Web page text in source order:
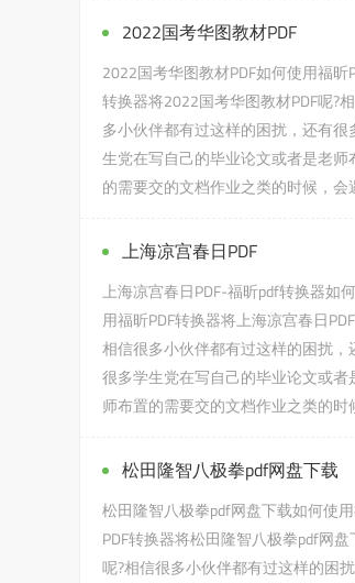
2022国考华图教材PDF
2022国考华图教材PDF如何使用福昕
转换器将2022国考华图教材PDF呢?
多小伙伴都有过这样的困扰，还有很
生党在写自己的毕业论文或者是老师
的需要交的文档作业之类的时候，会
上海凉宫春日PDF
上海凉宫春日PDF-福昕pdf转换器如
用福昕PDF转换器将上海凉宫春日
相信很多小伙伴都有过这样的困扰，
很多学生党在写自己的毕业论文或者
师布置的需要交的文档作业之类的时
松田隆智八极拳pdf网盘下载
松田隆智八极拳pdf网盘下载如何使
PDF转换器将松田隆智八极拳pdf网盘
呢?相信很多小伙伴都有过这样的困